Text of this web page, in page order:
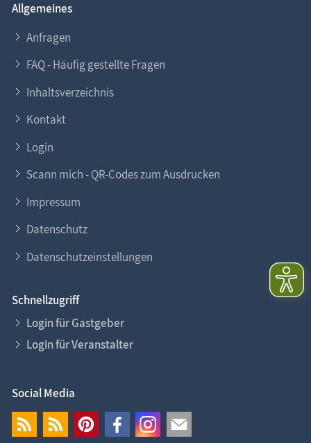
Allgemeines
Anfragen
FAQ - Häufig gestellte Fragen
Inhaltsverzeichnis
Kontakt
Login
Scann mich - QR-Codes zum Ausdrucken
Impressum
Datenschutz
Datenschutzeinstellungen
Schnellzugriff
Login für Gastgeber
Login für Veranstalter
Social Media